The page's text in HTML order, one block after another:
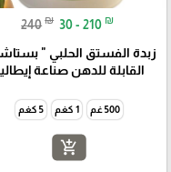
240 ₪ 30 - 210 ₪
زبدة الفستق الحلبي "
القابلة للدهن صناعة
500 غم 1 كغم 5 كغم
add_shopping_cart